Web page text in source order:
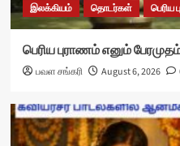
இலக்கியம் தொடர்கள் பெரிய
பெரிய புராணம் எனும் பேரமுதம்
பவள சங்கரி August 6, 2026